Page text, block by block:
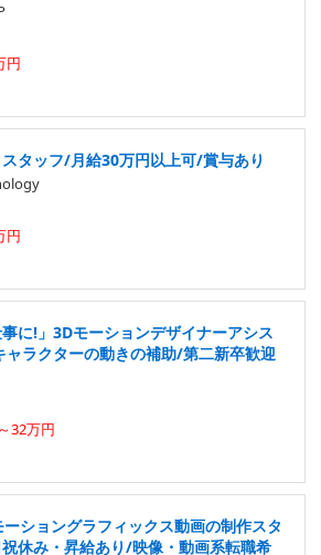
円
タッフ/月給30万円以上可/賞与あり
円
事に!」3Dモーションデザイナーアシス
ラクターの動きの補助/第二新卒歓迎
32万円
ーショングラフィックス動画の制作スタ
休み・昇給あり/映像・動画系転職希